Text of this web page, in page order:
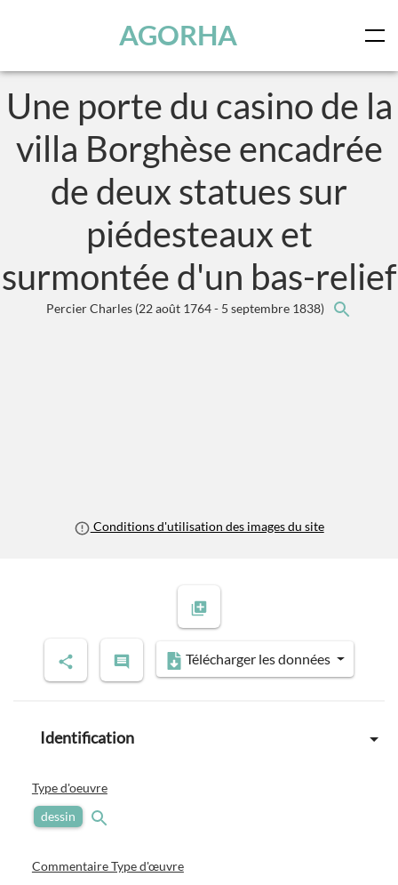
AGORHA
Une porte du casino de la
villa Borghèse encadrée
de deux statues sur
piédesteaux et
surmontée d'un bas-relief
Percier Charles (22 août 1764 - 5 septembre 1838)
Conditions d'utilisation des images du site
Télécharger les données
Identification
Type d'oeuvre
dessin
Commentaire Type d'œuvre